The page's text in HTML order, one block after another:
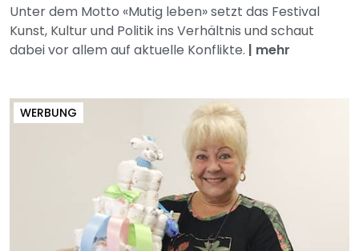
Unter dem Motto «Mutig leben» setzt das Festival
Kunst, Kultur und Politik ins Verhältnis und schaut
dabei vor allem auf aktuelle Konflikte. | mehr
WERBUNG